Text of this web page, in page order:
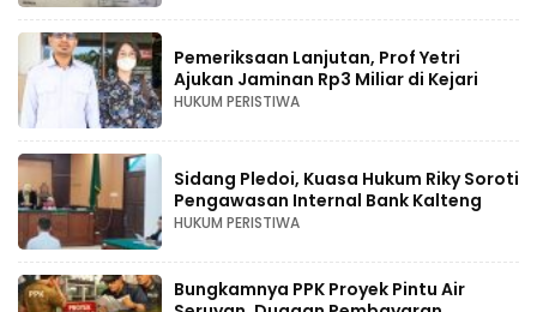
Pemeriksaan Lanjutan, Prof Yetri
Ajukan Jaminan Rp3 Miliar di Kejari
HUKUM PERISTIWA
Sidang Pledoi, Kuasa Hukum Riky Soroti
Pengawasan Internal Bank Kalteng
HUKUM PERISTIWA
Bungkamnya PPK Proyek Pintu Air